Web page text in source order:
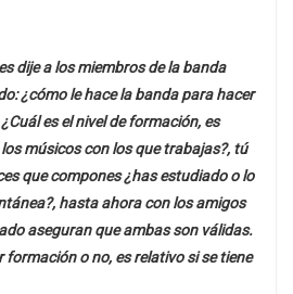
dije a los miembros de la banda
¿cómo le hace la banda para hacer
es el nivel de formación, es
músicos con los que trabajas?, tú
que compones ¿has estudiado o lo
hasta ahora con los amigos
aseguran que ambas son válidas.
o no, es relativo si se tiene